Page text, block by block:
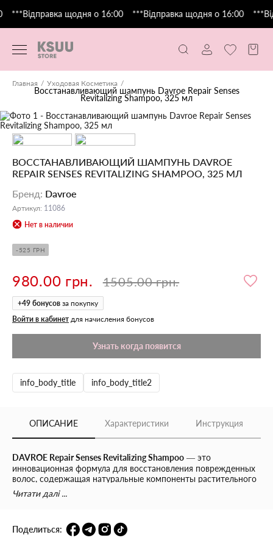
***Відправка щодня о 16:00 ***Відправка щодня о 16:00
Главная Уходовая Косметика
Восстанавливающий шампунь Davroe Repair Senses
Revitalizing Shampoo, 325 мл
ВОССТАНАВЛИВАЮЩИЙ ШАМПУНЬ DAVROE
REPAIR SENSES REVITALIZING SHAMPOO, 325 МЛ
Бренд: Davroe
Артикул: 11086
Нет в наличии
-525 ГРН
980.00 грн. 1505.00 грн.
+49 бонусов за покупку
Войти в кабинет для начисления бонусов
Узнать когда появится
info_body_title info_body_title2
ОПИСАНИЕ Характеристики Инструкция
DAVROE Repair Senses Revitalizing Shampoo — это
инновационная формула для восстановления поврежденных
волос, содержащая натуральные компоненты растительного
происхождения, обогащенные витаминами. Шампунь
мгновенно возвращает волосам жизненную силу, энергию,
очищает кожу головы и волосы от себума, но и проникает
глубоко в структуру волоса, активно способствуя его
Читати далі ...
Поделиться: